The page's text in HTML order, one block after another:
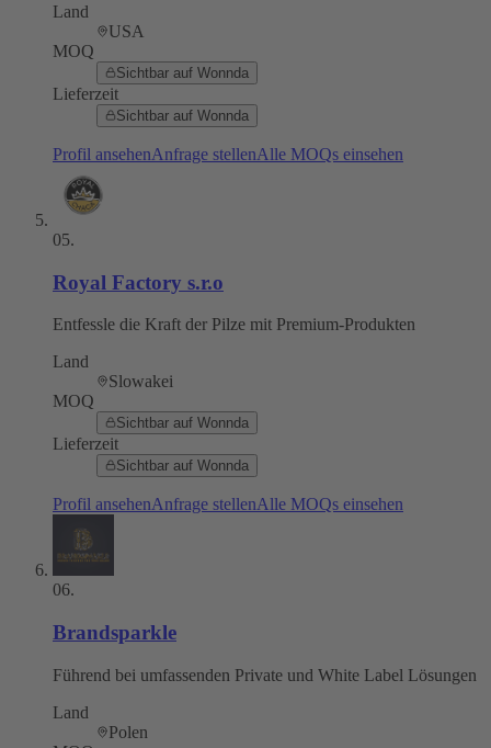
Land
USA
MOQ
Sichtbar auf Wonnda
Lieferzeit
Sichtbar auf Wonnda
Profil ansehenAnfrage stellenAlle MOQs einsehen
05.
Royal Factory s.r.o
Entfessle die Kraft der Pilze mit Premium-Produkten
Land
Slowakei
MOQ
Sichtbar auf Wonnda
Lieferzeit
Sichtbar auf Wonnda
Profil ansehenAnfrage stellenAlle MOQs einsehen
06.
Brandsparkle
Führend bei umfassenden Private und White Label Lösungen
Land
Polen